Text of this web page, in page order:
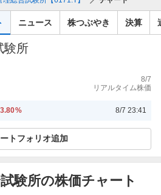
ニュース 株つぶやき 決算
験所
8/7
リアルタイム株価
% 8/7 23:41
トフォリオ追加
験所の株価チャート